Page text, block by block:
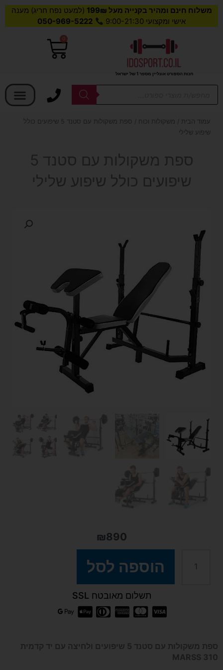
משלוח חינם ומהיר בקנייה מעל 199₪
(למעט נפח חריג) מענה
אישי ומקצועי 9:00-21:30
050-969-5222
חנות הספורט אונליין מספר 1 של ישראל
0
עגלת
Products
עמוד הבית / משקולות וכוח
/ ספת משקולות עם סטנד 5 שיפועים כולל
שיפוע שלילי
ספת משקולות עם סטנד 5
שיפועים כולל שיפוע שלילי
₪890
עם
הוספה לסל
תשלום מאובטח SSL
ספת משקולות עם סטנד 5 שיפועים ולחיצה עם יד קדמית
MARSS 310